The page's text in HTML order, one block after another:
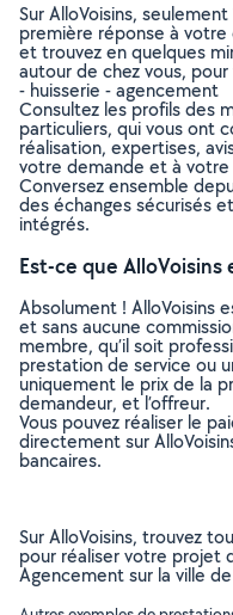
Sur AlloVoisins,
première réponse à
et trouvez en quelques
autour de chez vous,
- huisserie - agencement
Consultez les profils des
particuliers, qui vous ont
réalisation, expertises,
votre demande et à
Conversez ensemble
des échanges sécurisés
intégrés.
Est-ce que AlloVoisins
Absolument ! AlloVoisins
et sans aucune
membre, qu’il soit
prestation de service ou
uniquement le prix de la
demandeur, et l’offreur.
Vous pouvez réaliser le
directement sur
bancaires.
Sur AlloVoisins, trouvez
pour réaliser votre projet
Agencement sur la ville